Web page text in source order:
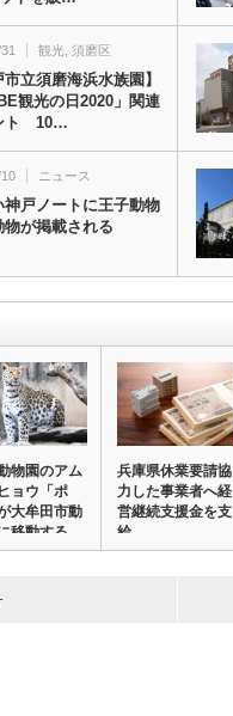
観光 須磨区
市立須磨海浜水族園】
観光の日2020」関連
ト 10…
ニュース
神戸ノートに王子動物
物が掲載される
物園のアム
ョウ「ポ
大牟田市動
移動する
兵庫県休業要請協
力した事業者へ経
営継続支援金を支
給